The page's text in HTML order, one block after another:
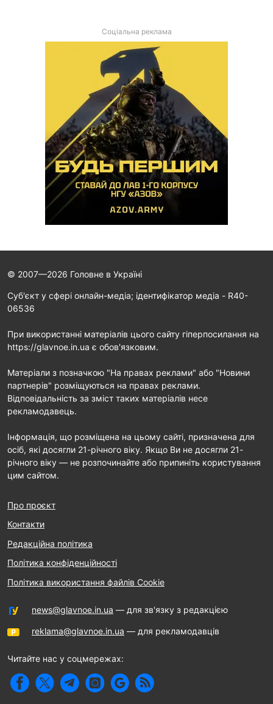
Соціальна реклама
© 2007—2026 Головне в Україні
Cуб'єкт у сфері онлайн-медіа; ідентифікатор медіа - R40-
06536
При використанні матеріалів цього сайту гіперпосилання на
https://glavnoe.in.ua є обов'язковим.
Матеріали з позначкою "На правах реклами" або "Новини
партнерів" розміщуються на правах реклами.
Відповідальність за зміст таких матеріалів несе
рекламодавець.
Інформація, що розміщена на цьому сайті, призначена для
осіб, які досягли 21-річного віку. Якщо Ви не досягли 21-
річного віку — не розпочинайте або припиніть користування
цим сайтом.
Про проєкт
Контакти
Редакційна політика
Політика конфіденційності
Політика використання файлів Cookie
news@glavnoe.in.ua — для зв'язку з редакцією
reklama@glavnoe.in.ua — для рекламодавців
Читайте нас у соцмережах: